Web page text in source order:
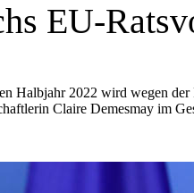
EU-
Halbjahr 2022 wird wegen
Claire Demesmay im